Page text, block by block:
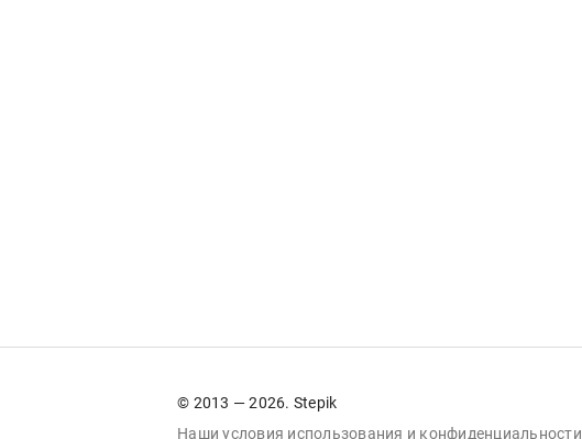
© 2013 — 2026. Stepik
Наши условия использования и конфиденциальности